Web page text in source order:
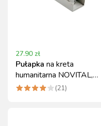
27.90 zł
Pułapka na kreta
humanitarna NOVITAL,
tworzywo sztuczne
(21)